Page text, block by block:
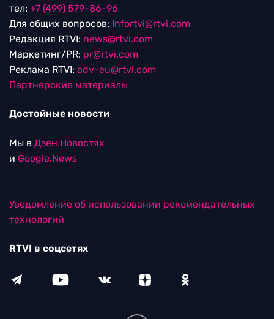
тел: +7 (499) 579-86-96
Для общих вопросов: Infortvi@rtvi.com
Редакция RTVI: news@rtvi.com
Маркетинг/PR: pr@rtvi.com
Реклама RTVI: adv-eu@rtvi.com
Партнерские материалы
Достойные новости
Мы в Дзен.Новостях
и Google.News
Уведомление об использовании рекомендательных
технологий
RTVI в соцсетях